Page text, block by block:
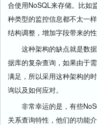
合使用NoSQL来存储。比如
种类型的监控信息都不太一
结构调整，增加字段带来的性
这种架构的缺点就是数据
据库的复杂查询，如果由于
满足，所以采用这种架构的
询以及如何应对。
非常幸运的是，有些
关系查询特性，他们的功能